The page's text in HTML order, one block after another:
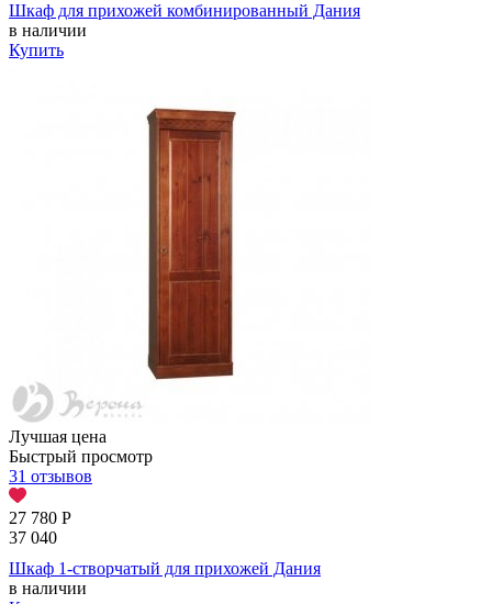
Шкаф для прихожей комбинированный Дания
в наличии
Купить
Лучшая цена
Быстрый просмотр
31 отзывов
27 780 Р
37 040
Шкаф 1-створчатый для прихожей Дания
в наличии